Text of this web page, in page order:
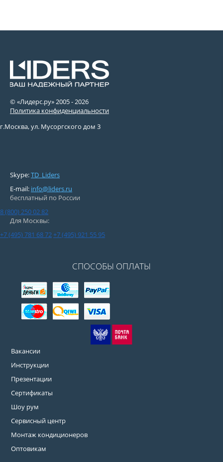
© «Лидерс.ру» 2005 -2026
Политика конфиденциальности
г.Москва, ул. Мусоргского дом 3
Skype:TD_Liders
E-mail: info@liders.ru
бесплатный по России
8 (800) 250 02 82
Для Москвы:
+7 (495) 781 68 72+7 (495) 921 55 95
СПОСОБЫ ОПЛАТЫ
Вакансии
Инструкции
Презентации
Сертификаты
Шоу рум
Сервисный центр
Монтаж кондиционеров
Оптовикам